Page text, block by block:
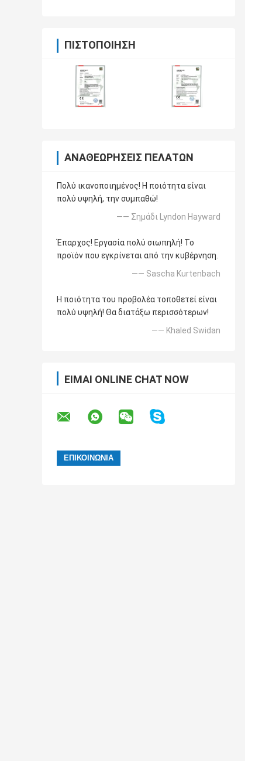
ΠΙΣΤΟΠΟΊΗΣΗ
ΑΝΑΘΕΩΡΉΣΕΙΣ ΠΕΛΑΤΏΝ
Πολύ ικανοποιημένος! Η ποιότητα είναι
πολύ υψηλή, την συμπαθώ!
—— Σημάδι Lyndon Hayward
Έπαρχος! Εργασία πολύ σιωπηλή! Το
προϊόν που εγκρίνεται από την κυβέρνηση.
—— Sascha Kurtenbach
Η ποιότητα του προβολέα τοποθετεί είναι
πολύ υψηλή! Θα διατάξω περισσότερων!
—— Khaled Swidan
ΕΊΜΑΙ ONLINE CHAT NOW